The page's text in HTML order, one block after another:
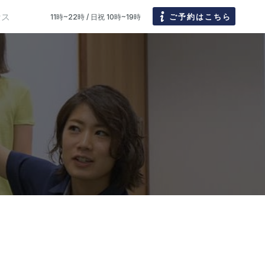
11時~22時 / 日祝 10時~19時 ご予約はこちら